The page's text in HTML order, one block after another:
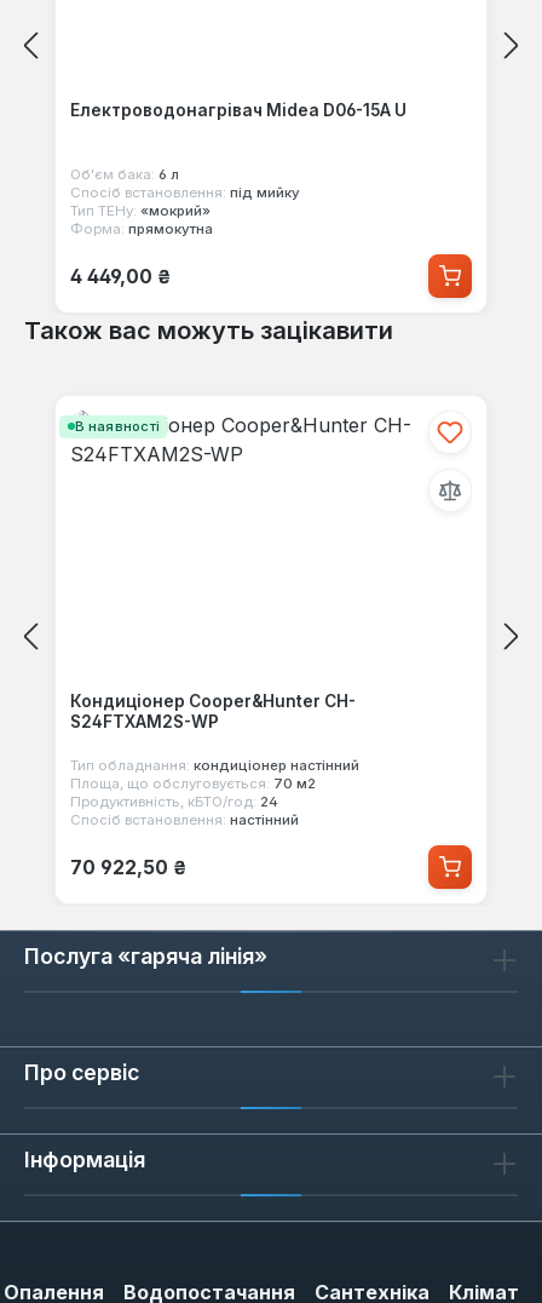
Електроводонагрівач Midea D06-15A U
Об'єм бака: 6 л
Спосіб встановлення: під мийку
Тип ТЕНу: «мокрий»
Форма: прямокутна
Звичайна ціна:
4 449,00 ₴
Також вас можуть зацікавити
В наявності
Кондиціонер Cooper&Hunter CH-
S24FTXAM2S-WP
Тип обладнання: кондиціонер настінний
Площа, що обслуговується: 70 м2
Продуктивність, кБТО/год: 24
Спосіб встановлення: настінний
Звичайна ціна:
70 922,50 ₴
Послуга «гаряча лінія»
Про сервіс
Інформація
Опалення Водопостачання Сантехніка Клімат